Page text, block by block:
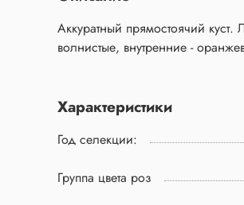
Аккуратный прямостоячий
волнистые, внутренние -
Характеристики
Год селекции:
Группа цвета роз